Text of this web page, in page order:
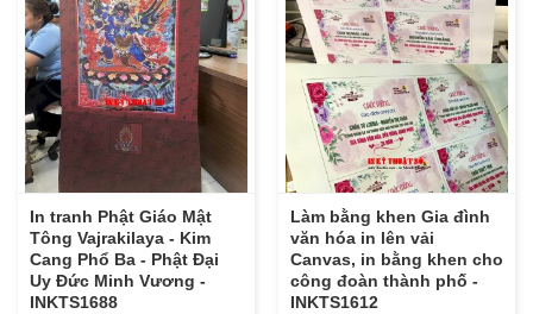
In tranh Phật Giáo Mật
Tông Vajrakilaya - Kim
Cang Phổ Ba - Phật Đại
Uy Đức Minh Vương -
INKTS1688
Làm bằng khen Gia đình
văn hóa in lên vải
Canvas, in bằng khen cho
công đoàn thành phố -
INKTS1612